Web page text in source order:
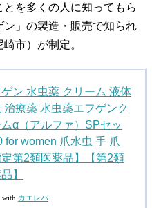
を多くの人に知ってもら
ン」の製造・販売で知られ
崎市）が制定。
ン 水虫薬 クリーム 液体
治療薬 水虫薬エフゲンク
ムα（アルファ）SPセッ
for women 爪水虫 手 爪
定第2類医薬品】【第2類
】
with カエレバ